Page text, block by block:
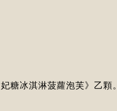
糖冰淇淋菠蘿泡芙》乙顆。